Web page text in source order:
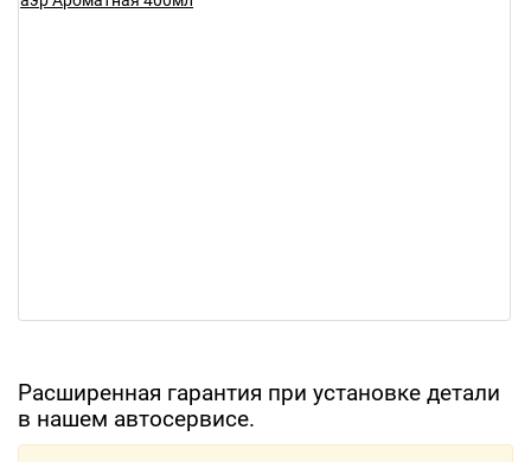
Расширенная гарантия при установке детали
в нашем автосервисе.